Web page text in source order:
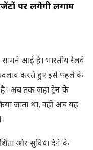
पर लगेगी लगाम
सामने आई है। भारतीय रेलवे
करते हुए इसे पहले के
अब तक जहां ट्रेन के
जाता था, वहीं अब यह
और सुविधा देने के